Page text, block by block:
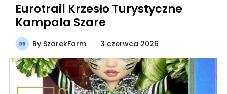
Eurotrail Krzesło Turystyczne
Kampala Szare
By SzarekFarm 3 czerwca 2026